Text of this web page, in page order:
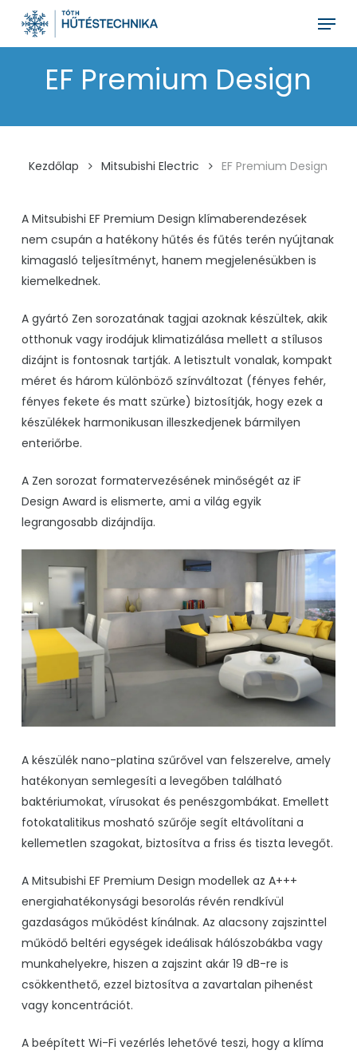
main
Menu
EF Premium Design
Kezdőlap Mitsubishi Electric EF Premium Design
A Mitsubishi EF Premium Design klímaberendezések
nem csupán a hatékony hűtés és fűtés terén nyújtanak
kimagasló teljesítményt, hanem megjelenésükben is
kiemelkednek.
A gyártó Zen sorozatának tagjai azoknak készültek, akik
otthonuk vagy irodájuk klimatizálása mellett a stílusos
dizájnt is fontosnak tartják. A letisztult vonalak, kompakt
méret és három különböző színváltozat (fényes fehér,
fényes fekete és matt szürke) biztosítják, hogy ezek a
készülékek harmonikusan illeszkedjenek bármilyen
enteriőrbe.
A Zen sorozat formatervezésének minőségét az iF
Design Award is elismerte, ami a világ egyik
legrangosabb dizájndíja.
A készülék nano-platina szűrővel van felszerelve, amely
hatékonyan semlegesíti a levegőben található
baktériumokat, vírusokat és penészgombákat. Emellett
fotokatalitikus mosható szűrője segít eltávolítani a
kellemetlen szagokat, biztosítva a friss és tiszta levegőt.
A Mitsubishi EF Premium Design modellek az A+++
energiahatékonysági besorolás révén rendkívül
gazdaságos működést kínálnak. Az alacsony zajszinttel
működő beltéri egységek ideálisak hálószobákba vagy
munkahelyekre, hiszen a zajszint akár 19 dB-re is
csökkenthető, ezzel biztosítva a zavartalan pihenést
vagy koncentrációt.
A beépített Wi-Fi vezérlés lehetővé teszi, hogy a klíma